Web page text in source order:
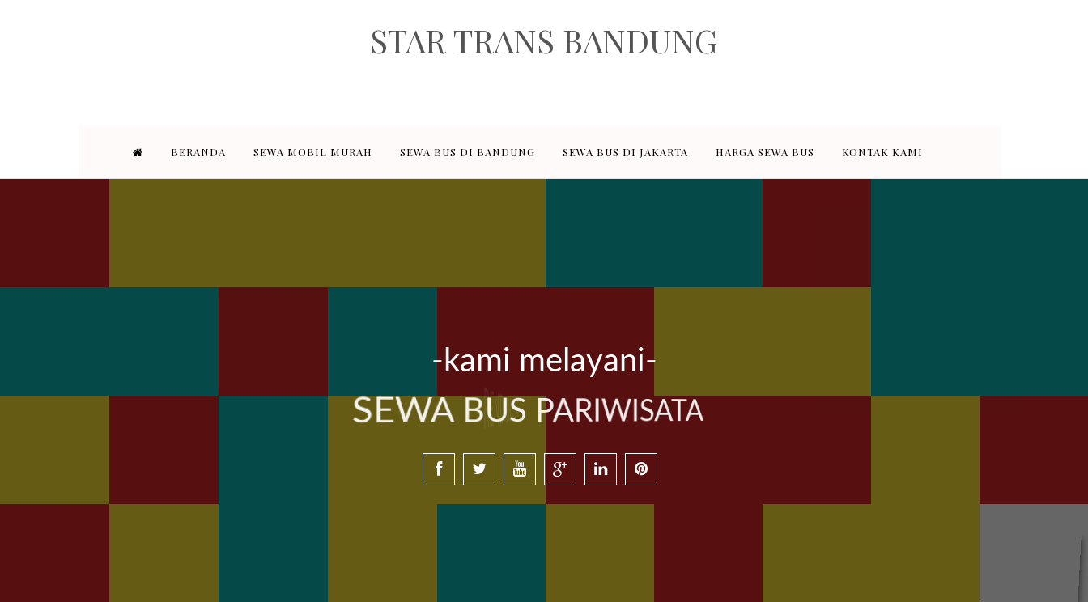
STAR TRANS BANDUNG
STAR TRANS BANDUNG adalah perusahaan penyedia jasa sewa transportasi pariwisata dan paket wisata murah dan terpercaya di Kota
BERANDA SEWA MOBIL MURAH SEWA BUS DI BANDUNG SEWA BUS DI JAKARTA HARGA SEWA BUS KONTAK KAMI
-kami melayani-
SEWA BUS PARIWISATA